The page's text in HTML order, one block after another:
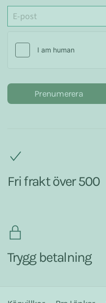
Prenumerera
Fri frakt över 500
Trygg betalning